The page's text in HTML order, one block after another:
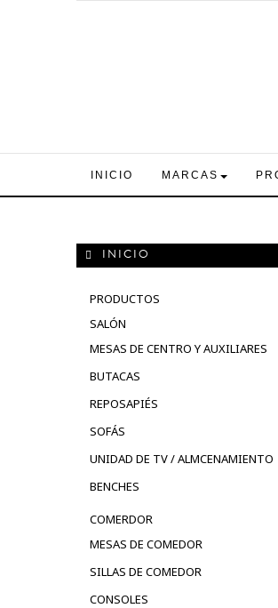
INICIO MARCAS
INICIO
PRODUCTOS
SALÓN
MESAS DE CENTRO Y AUXILIARES
BUTACAS
REPOSAPIÉS
SOFÁS
UNIDAD DE TV / ALMCENAMIENTO
BENCHES
COMERDOR
MESAS DE COMEDOR
SILLAS DE COMEDOR
CONSOLES